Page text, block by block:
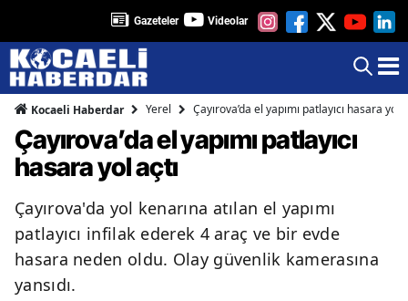
Gazeteler Videolar
Kocaeli Haberdar Yerel Çayırova’da el yapımı patlayıcı hasara yol
Çayırova’da el yapımı patlayıcı
hasara yol açtı
Çayırova'da yol kenarına atılan el yapımı
patlayıcı infilak ederek 4 araç ve bir evde
hasara neden oldu. Olay güvenlik kamerasına
yansıdı.